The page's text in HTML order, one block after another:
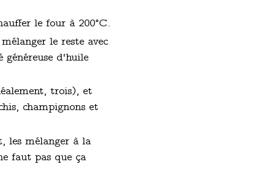
le four à 200°C.
le reste avec
d'huile
trois), et
champignons et
les mélanger à la
faut pas que ça